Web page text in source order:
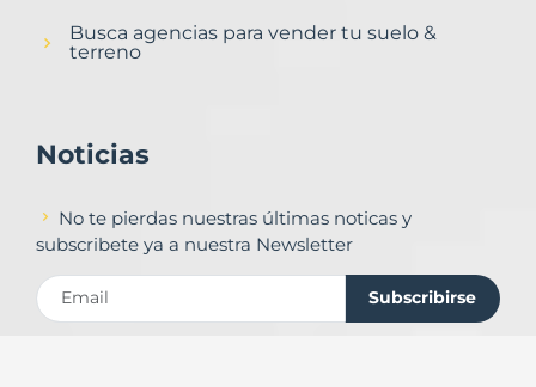
Busca agencias para vender tu suelo &
terreno
Noticias
No te pierdas nuestras últimas noticas y
subscribete ya a nuestra Newsletter
Subscribirse